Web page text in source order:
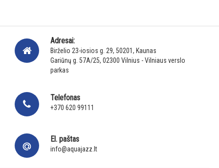
Adresai:
Birželio 23-iosios g. 29, 50201, Kaunas
Gariūnų g. 57A/25, 02300 Vilnius - Vilniaus verslo
parkas
Telefonas
+370 620 99111
El. paštas
info@aquajazz.lt